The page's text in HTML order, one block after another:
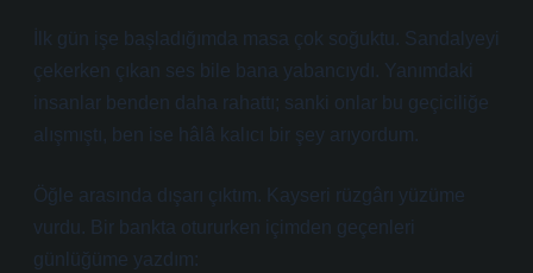
İlk gün işe başladığımda masa çok soğuktu. Sandalyeyi
çekerken çıkan ses bile bana yabancıydı. Yanımdaki
insanlar benden daha rahattı; sanki onlar bu geçiciliğe
alışmıştı, ben ise hâlâ kalıcı bir şey arıyordum.
Öğle arasında dışarı çıktım. Kayseri rüzgârı yüzüme
vurdu. Bir bankta otururken içimden geçenleri
günlüğüme yazdım: